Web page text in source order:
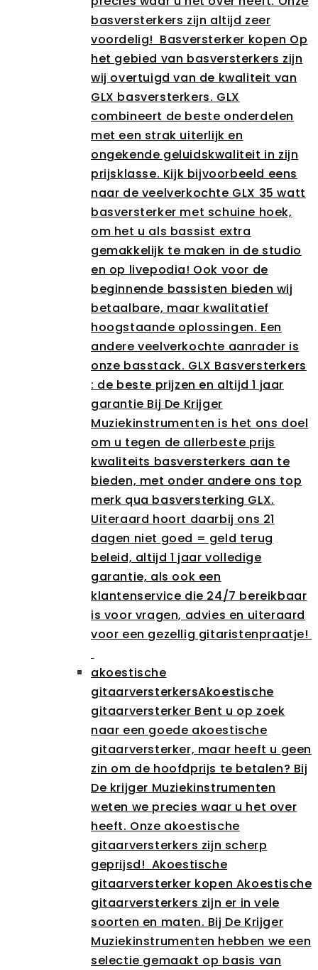
basversterkers zijn altijd zeer
voordelig! Basversterker kopen Op
het gebied van basversterkers zijn
wij overtuigd van de kwaliteit van
GLX basversterkers. GLX
combineert de beste onderdelen
met een strak uiterlijk en
ongekende geluidskwaliteit in zijn
prijsklasse. Kijk bijvoorbeeld eens
naar de veelverkochte GLX 35 watt
basversterker met schuine hoek,
om het u als bassist extra
gemakkelijk te maken in de studio
en op livepodia! Ook voor de
beginnende bassisten bieden wij
betaalbare, maar kwalitatief
hoogstaande oplossingen. Een
andere veelverkochte aanrader is
onze basstack. GLX Basversterkers
: de beste prijzen en altijd 1 jaar
garantie Bij De Krijger
Muziekinstrumenten is het ons doel
om u tegen de allerbeste prijs
kwaliteits basversterkers aan te
bieden, met onder andere ons top
merk qua basversterking GLX.
Uiteraard hoort daarbij ons 21
dagen niet goed = geld terug
beleid, altijd 1 jaar volledige
garantie, als ook een
klantenservice die 24/7 bereikbaar
is voor vragen, advies en uiteraard
voor een gezellig gitaristenpraatje!
akoestische
gitaarversterkersAkoestische
gitaarversterker Bent u op zoek
naar een goede akoestische
gitaarversterker, maar heeft u geen
zin om de hoofdprijs te betalen? Bij
De krijger Muziekinstrumenten
weten we precies waar u het over
heeft. Onze akoestische
gitaarversterkers zijn scherp
geprijsd! Akoestische
gitaarversterker kopen Akoestische
gitaarversterkers zijn er in vele
soorten en maten. Bij De Krijger
Muziekinstrumenten hebben we een
selectie gemaakt op basis van